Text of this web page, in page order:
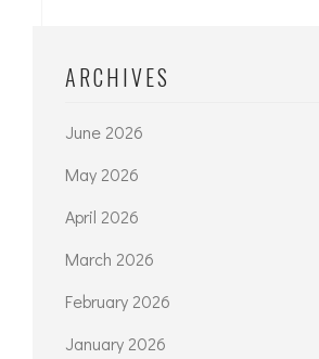
ARCHIVES
June 2026
May 2026
April 2026
March 2026
February 2026
January 2026